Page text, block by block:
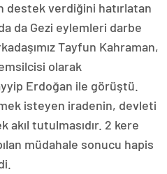
destek verdiğini hatırlatan
da Gezi eylemleri darbe
Tayfun Kahraman,
olarak
Erdoğan ile görüştü.
isteyen iradenin, devleti
akıl tutulmasıdır. 2 kere
müdahale sonucu hapis